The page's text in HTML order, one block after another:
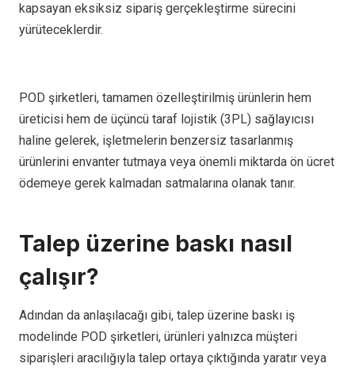
kapsayan eksiksiz sipariş gerçekleştirme sürecini
yürüteceklerdir.
POD şirketleri, tamamen özelleştirilmiş ürünlerin hem
üreticisi hem de üçüncü taraf lojistik (3PL) sağlayıcısı
haline gelerek, işletmelerin benzersiz tasarlanmış
ürünlerini envanter tutmaya veya önemli miktarda ön ücret
ödemeye gerek kalmadan satmalarına olanak tanır.
Talep üzerine baskı nasıl
çalışır?
Adından da anlaşılacağı gibi, talep üzerine baskı iş
modelinde POD şirketleri, ürünleri yalnızca müşteri
siparişleri aracılığıyla talep ortaya çıktığında yaratır veya